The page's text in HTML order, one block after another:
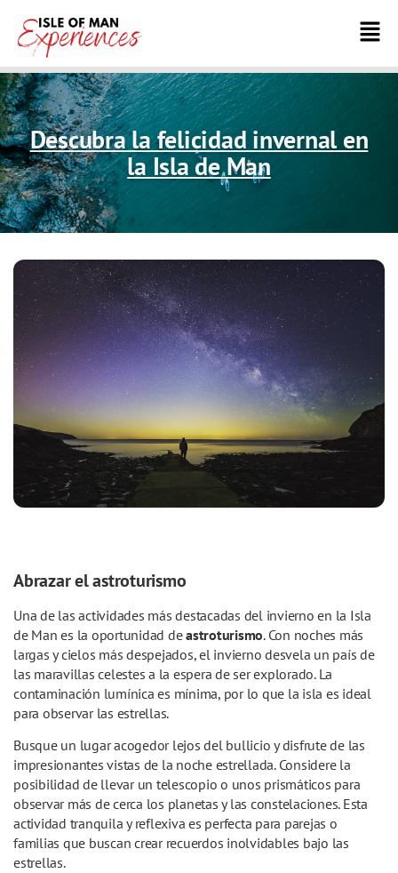
Descubra la felicidad invernal en
la Isla de Man
Abrazar el astroturismo
Una de las actividades más destacadas del invierno en la Isla
de Man es la oportunidad deastroturismo. Con noches más
largas y cielos más despejados, el invierno desvela un país de
las maravillas celestes a la espera de ser explorado. La
contaminación lumínica es mínima, por lo que la isla es ideal
para observar las estrellas.
Busque un lugar acogedor lejos del bullicio y disfrute de las
impresionantes vistas de la noche estrellada. Considere la
posibilidad de llevar un telescopio o unos prismáticos para
observar más de cerca los planetas y las constelaciones. Esta
actividad tranquila y reflexiva es perfecta para parejas o
familias que buscan crear recuerdos inolvidables bajo las
estrellas.